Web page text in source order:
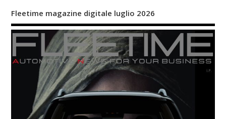
Fleetime magazine digitale luglio 2026